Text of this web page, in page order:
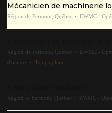
Mécanicien de machinerie
Région de Fermont, Québec EWMC -
Région de Fermont, Québec
EWMC -
d'oeuvre
Temps-plein
Region of Fermont, Québec EWMC -